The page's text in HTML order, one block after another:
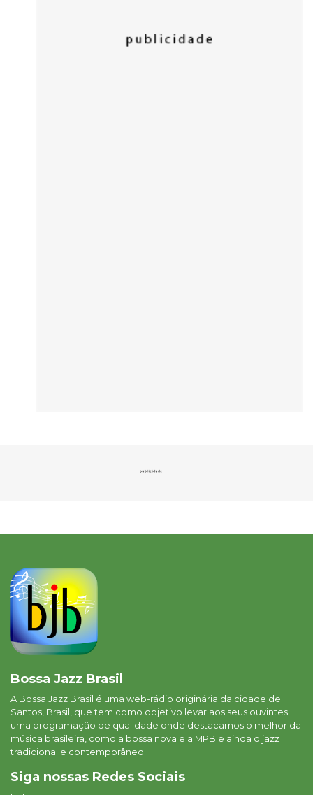
Bossa Jazz Brasil
A Bossa Jazz Brasil é uma web-rádio originária da cidade de
Santos, Brasil, que tem como objetivo levar aos seus ouvintes
uma programação de qualidade onde destacamos o melhor da
música brasileira, como a bossa nova e a MPB e ainda o jazz
tradicional e contemporâneo
Siga nossas Redes Sociais